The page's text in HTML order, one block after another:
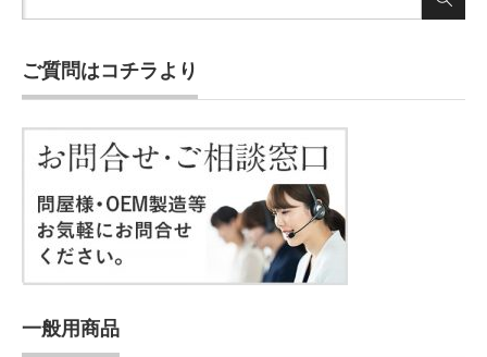
ご質問はコチラより
一般用商品